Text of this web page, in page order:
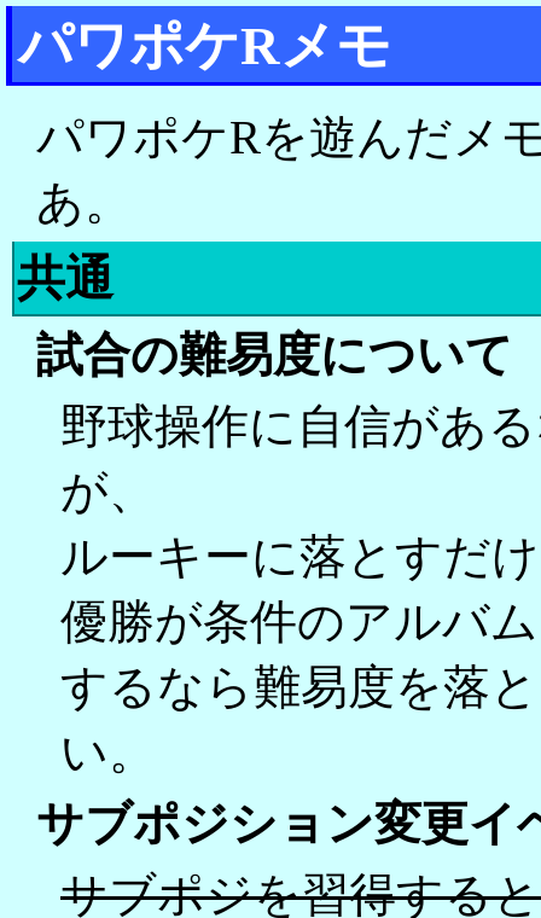
パワポケRメモ
パワポケRを遊んだメ
あ。
共通
試合の難易度について
野球操作に自信があ
が、
ルーキーに落とすだ
優勝が条件のアルバ
するなら難易度を落
い。
サブポジション変更イ
サブポジを習得する